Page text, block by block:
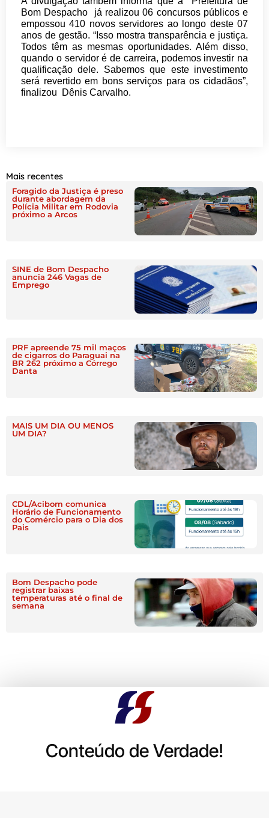
Bom Despacho já realizou 06 concursos públicos e
empossou 410 novos servidores ao longo deste 07
anos de gestão. “Isso mostra transparência e justiça.
Todos têm as mesmas oportunidades. Além disso,
quando o servidor é de carreira, podemos investir na
qualificação dele. Sabemos que este investimento
será revertido em bons serviços para os cidadãos”,
finalizou Dênis Carvalho.
Mais recentes
Foragido da Justiça é preso
durante abordagem da
Polícia Militar em Rodovia
próximo a Arcos
SINE de Bom Despacho
anuncia 246 Vagas de
Emprego
PRF apreende 75 mil maços
de cigarros do Paraguai na
BR 262 próximo a Córrego
Danta
MAIS UM DIA OU MENOS
UM DIA?
CDL/Acibom comunica
Horário de Funcionamento
do Comércio para o Dia dos
Pais
Bom Despacho pode
registrar baixas
temperaturas até o final de
semana
Conteúdo de Verdade!